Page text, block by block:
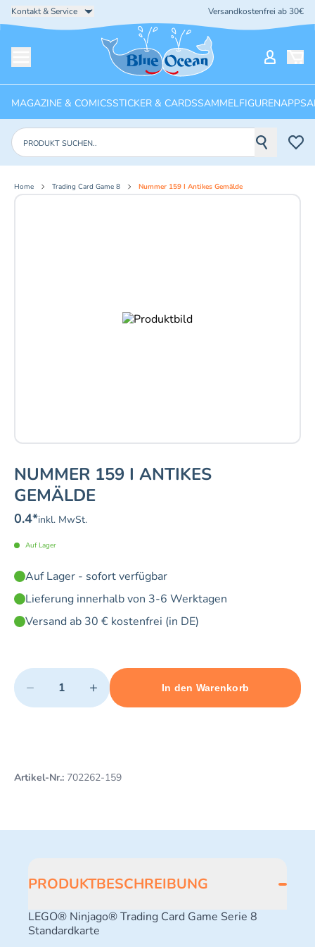
Kontakt & Service Versandkostenfrei ab 30€
Startseite
MAGAZINE & COMICSSTICKER & CARDSSAMMELFIGURENAPPS
Produkte suchen
Home Trading Card Game 8 Nummer 159 I Antikes Gemälde
NUMMER 159 I ANTIKES
GEMÄLDE
0.4*inkl. MwSt.
Auf Lager
Auf Lager - sofort verfügbar
Lieferung innerhalb von 3-6 Werktagen
Versand ab 30 € kostenfrei (in DE)
Quantity
− +
Minimum quantity: 1 Maximum quantity: 10
In den Warenkorb
Add 1 item to cart
Artikel-Nr.: 702262-159
PRODUKTBESCHREIBUNG
LEGO® Ninjago® Trading Card Game Serie 8
Standardkarte